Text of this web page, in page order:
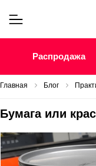
Распродажа
Главная Блог
Бумага или